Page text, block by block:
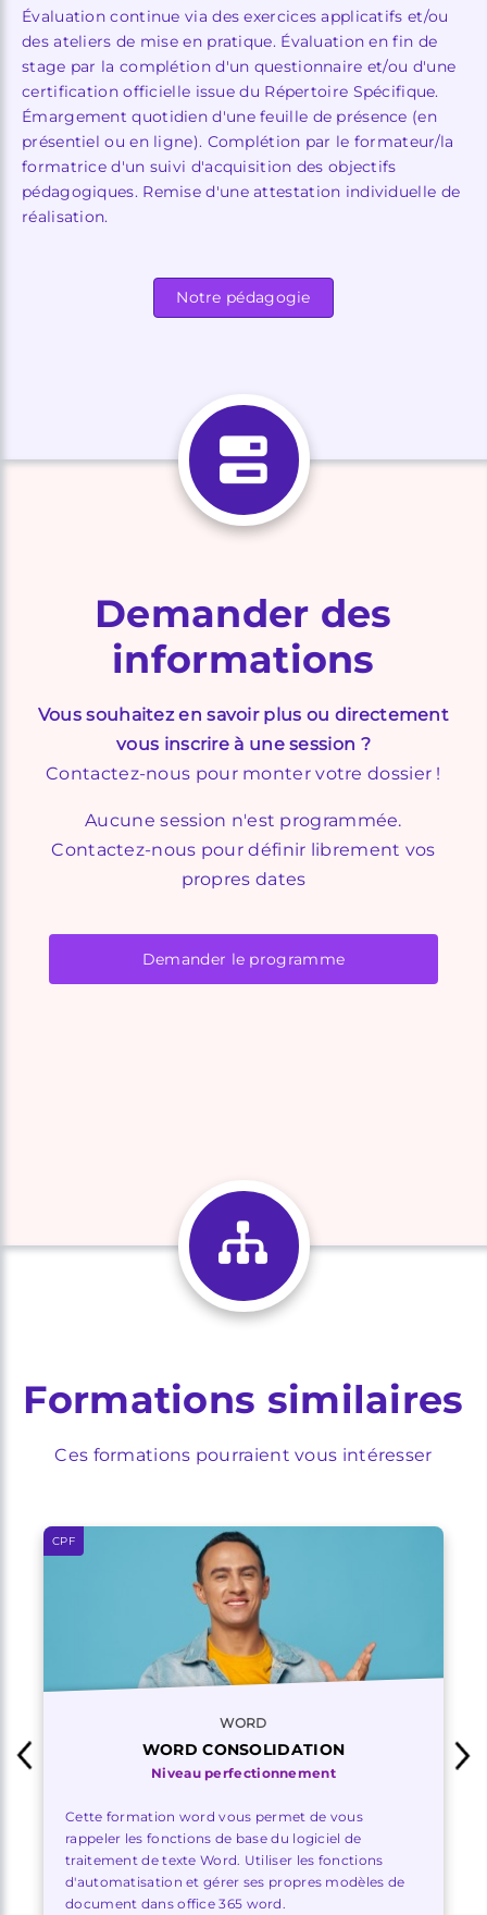
Évaluation continue via des exercices applicatifs et/ou
des ateliers de mise en pratique. Évaluation en fin de
stage par la complétion d'un questionnaire et/ou d'une
certification officielle issue du Répertoire Spécifique.
Émargement quotidien d'une feuille de présence (en
présentiel ou en ligne). Complétion par le formateur/la
formatrice d'un suivi d'acquisition des objectifs
pédagogiques. Remise d'une attestation individuelle de
réalisation.
Notre pédagogie
Demander des
informations
Vous souhaitez en savoir plus ou directement
vous inscrire à une session ?
Contactez-nous pour monter votre dossier !
Aucune session n'est programmée.
Contactez-nous pour définir librement vos
propres dates
Demander le programme
Formations similaires
Ces formations pourraient vous intéresser
CPF
WORD
WORD CONSOLIDATION
Niveau perfectionnement
Cette formation word vous permet de vous
rappeler les fonctions de base du logiciel de
traitement de texte Word. Utiliser les fonctions
d'automatisation et gérer ses propres modèles de
document dans office 365 word.